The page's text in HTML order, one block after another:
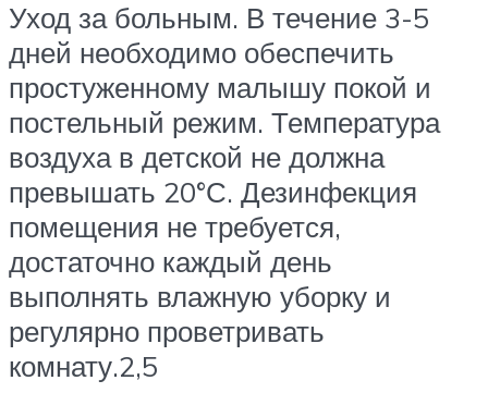
Уход за больным. В течение 3-5
дней необходимо обеспечить
простуженному малышу покой и
постельный режим. Температура
воздуха в детской не должна
превышать 20°С. Дезинфекция
помещения не требуется,
достаточно каждый день
выполнять влажную уборку и
регулярно проветривать
комнату.2,5